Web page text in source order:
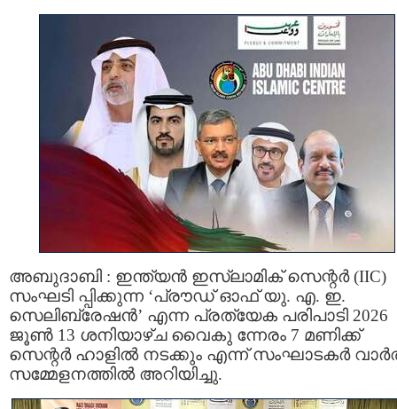
അബുദാബി : ഇന്ത്യൻ ഇസ്ലാമിക് സെന്റർ (IIC)
സംഘടി പ്പിക്കുന്ന ‘പ്രൗഡ് ഓഫ് യു. എ. ഇ.
സെലിബ്രേഷൻ’ എന്ന പ്രത്യേക പരിപാടി 2026
ജൂൺ 13 ശനിയാഴ്ച വൈകു ന്നേരം 7 മണിക്ക്
സെന്റർ ഹാളിൽ നടക്കും എന്ന് സംഘാടകർ
സമ്മേളനത്തിൽ അറിയിച്ചു.